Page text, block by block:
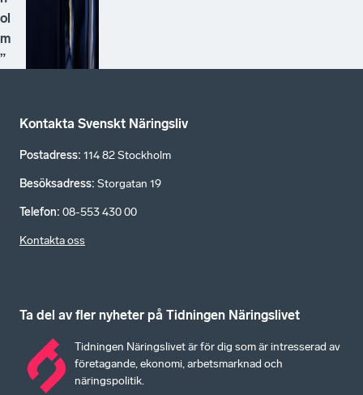
ol
m
”
Kontakta Svenskt Näringsliv
Postadress: 114 82 Stockholm
Besöksadress: Storgatan 19
Telefon: 08-553 430 00
Kontakta oss
Ta del av fler nyheter på Tidningen Näringslivet
Tidningen Näringslivet är för dig som är intresserad av
företagande, ekonomi, arbetsmarknad och
näringspolitik.